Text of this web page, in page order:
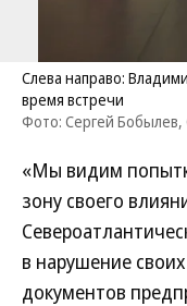
Слева направо:
время встречи
Фото: Сергей
«Мы видим
зону своего
в нарушение
документов